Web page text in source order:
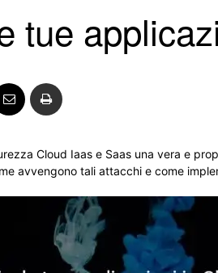
tue
Cloud Iaas e Saas una vera e
avvengono tali attacchi e come